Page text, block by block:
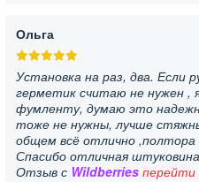
Ольга
Установка на раз, два. Если
герметик считаю не нужен ,
фумленту, думаю это
тоже не нужны, лучше
общем всё отлично ,полтора
Спасибо отличная
Отзыв с Wildberries перейти